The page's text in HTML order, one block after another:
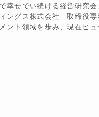
せでい続ける経営研究会
ングス株式会社 取締役専
ント領域を歩み、現在ヒュ